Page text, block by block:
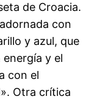
de Croacia.
con
y azul, que
y el
con el
Otra crítica